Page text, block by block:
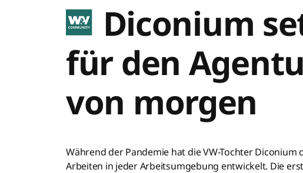
Diconium
für den
von morgen
Während der Pandemie hat die VW-Tochter
Arbeiten in jeder Arbeitsumgebung entwickelt. Die